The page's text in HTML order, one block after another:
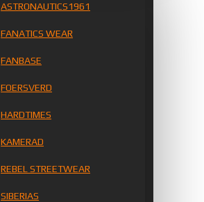
ASTRONAUTICS1961
FANATICS WEAR
FANBASE
FOERSVERD
HARDTIMES
KAMERAD
REBEL STREETWEAR
SIBERIAS